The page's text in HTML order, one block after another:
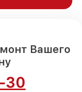
Вашего
30